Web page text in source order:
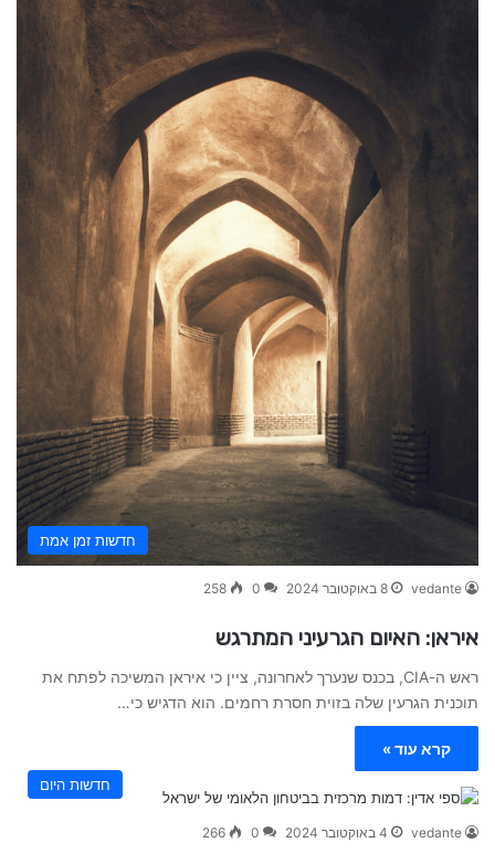
חדשות זמן אמת
vedante 8 באוקטובר 2024 0
258
איראן: האיום הגרעיני המתרגש
ראש ה-CIA, בכנס שנערך לאחרונה, ציין כי איראן המשיכה לפתח את
תוכנית הגרעין שלה בזוית חסרת רחמים. הוא הדגיש כי…
קרא עוד »
חדשות היום
vedante 4 באוקטובר 2024 0
266